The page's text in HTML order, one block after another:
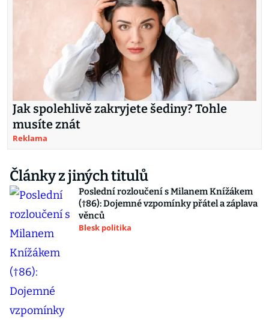
Jak spolehlivě zakryjete šediny? Tohle
musíte znát
Reklama
Články z jiných titulů
Poslední rozloučení s Milanem Knížákem
(†86): Dojemné vzpomínky přátel a záplava
věnců
Blesk politika